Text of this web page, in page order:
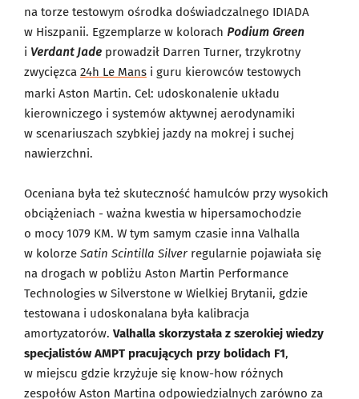
na torze testowym ośrodka doświadczalnego IDIADA
w Hiszpanii. Egzemplarze w kolorach Podium Green
i Verdant Jade prowadził Darren Turner, trzykrotny
zwycięzca 24h Le Mans i guru kierowców testowych
marki Aston Martin. Cel: udoskonalenie układu
kierowniczego i systemów aktywnej aerodynamiki
w scenariuszach szybkiej jazdy na mokrej i suchej
nawierzchni.
Oceniana była też skuteczność hamulców przy wysokich
obciążeniach - ważna kwestia w hipersamochodzie
o mocy 1079 KM. W tym samym czasie inna Valhalla
w kolorze Satin Scintilla Silver regularnie pojawiała się
na drogach w pobliżu Aston Martin Performance
Technologies w Silverstone w Wielkiej Brytanii, gdzie
testowana i udoskonalana była kalibracja
amortyzatorów. Valhalla skorzystała z szerokiej wiedzy
specjalistów AMPT pracujących przy bolidach F1,
w miejscu gdzie krzyżuje się know-how różnych
zespołów Aston Martina odpowiedzialnych zarówno za